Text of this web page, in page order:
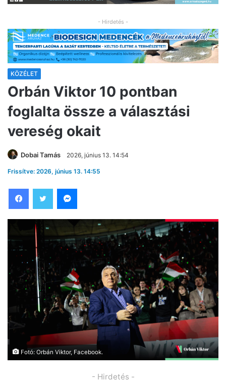
- Hirdetés -
KÖZÉLET
Orbán Viktor 10 pontban
foglalta össze a választási
vereség okait
Dobai Tamás 2026, június 13. 14:54
Frissítve: 2026, június 13. 14:55
Fotó: Orbán Viktor, Facebook.
- Hirdetés -